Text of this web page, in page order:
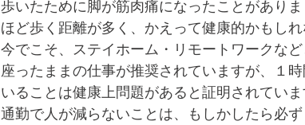
歩いたために脚が筋肉痛になったことがあり
ほど歩く距離が多く、かえって健康的かもしれ
今でこそ、ステイホーム・リモートワークな
座ったままの仕事が推奨されていますが、１
いることは健康上問題があると証明されていま
通勤で人が減らないことは、もしかしたら必